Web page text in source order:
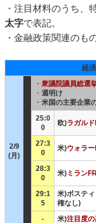
・注目材料のうち、
太字で表記。
・金融政策関連のも
経
2/9
(月)
・ 衆議院議員総選
・ 週明け
・ 米国の主要企業
25:0
0
欧)ラガル
27:3
0
米)ウォラ
28:3
0
米) ミラン
29:1
5
米)ボステ
権なし)
-
米)注目度